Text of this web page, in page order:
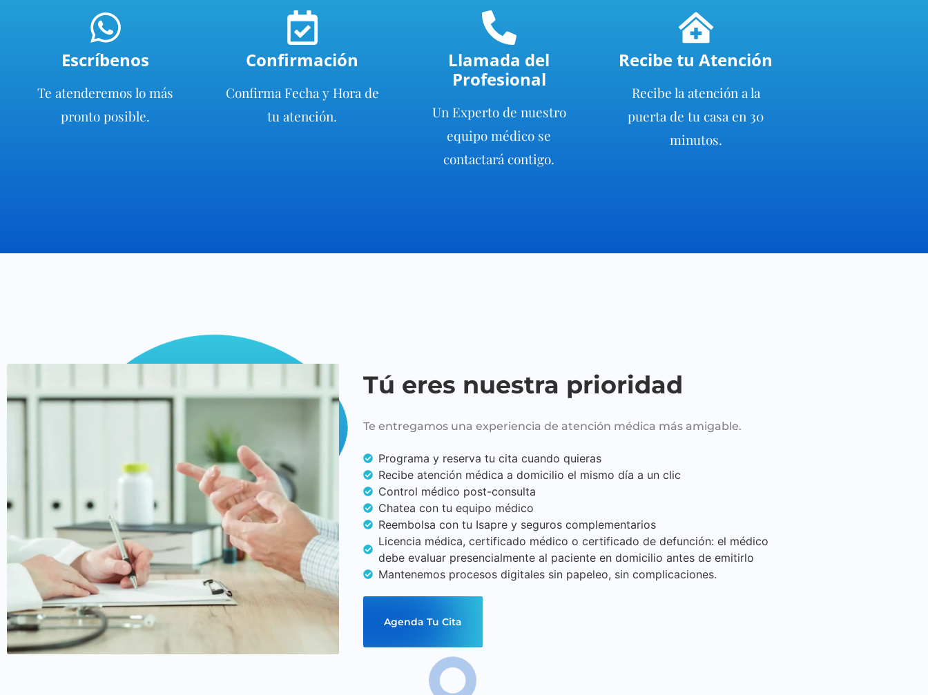
Escríbenos
Te atenderemos lo más
pronto posible.
Confirmación
Confirma Fecha y Hora de
tu atención.
Llamada del
Profesional
Un Experto de nuestro
equipo médico se
contactará contigo.
Recibe tu Atención
Recibe la atención a la
puerta de tu casa en 30
minutos.
Tú eres nuestra prioridad
Te entregamos una experiencia de atención médica más amigable.
Programa y reserva tu cita cuando quieras
Recibe atención médica a domicilio el mismo día a un clic
Control médico post-consulta
Chatea con tu equipo médico
Reembolsa con tu Isapre y seguros complementarios
Licencia médica, certificado médico o certificado de defunción: el médico
debe evaluar presencialmente al paciente en domicilio antes de emitirlo
Mantenemos procesos digitales sin papeleo, sin complicaciones.
Agenda Tu Cita